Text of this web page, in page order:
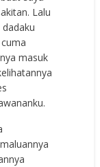
Lalu
masuk